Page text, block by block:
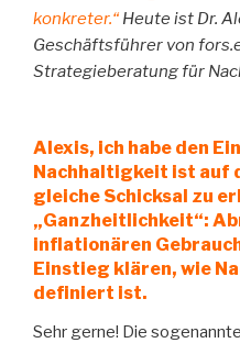
konkreter.“ Heute ist Dr.
Geschäftsführer von
Strategieberatung für
Alexis, ich habe den
Nachhaltigkeit ist auf
gleiche Schicksal zu
„Ganzheitlichkeit“:
inflationären
Einstieg klären, wie
definiert ist.
Sehr gerne! Die sogenannte